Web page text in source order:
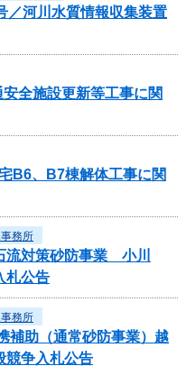
／河川水質情報収集装置
安全施設更新等工事に関
B6、B7棟解体工事に関
務所
流対策砂防事業 小川
札公告
務所
補助（通常砂防事業）越
争入札公告